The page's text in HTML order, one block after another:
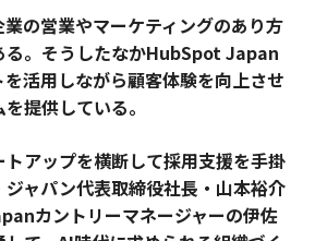
の営業やマーケティングのあり方
る。そうしたなかHubSpot Japan
活用しながら顧客体験を向上させ
提供している。
アップを横断して採用支援を手掛
ャパン代表取締役社長・山本裕介
カントリーマネージャーの伊佐